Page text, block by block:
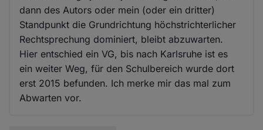
dann des Autors oder mein (oder ein dritter)
Standpunkt die Grundrichtung höchstrichterlicher
Rechtsprechung dominiert, bleibt abzuwarten.
Hier entschied ein VG, bis nach Karlsruhe ist es
ein weiter Weg, für den Schulbereich wurde dort
erst 2015 befunden. Ich merke mir das mal zum
Abwarten vor.